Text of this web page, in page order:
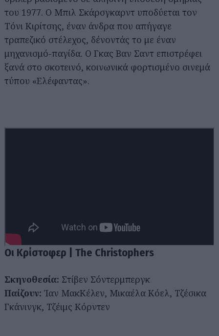
του 1977. Ο Μπιλ Σκάρσγκαρντ υποδύεται τον
Τόνι Κιρίτσης, έναν άνδρα που απήγαγε
τραπεζικό στέλεχος, δένοντάς το με έναν
μηχανισμό-παγίδα. Ο Γκας Βαν Σαντ επιστρέφει
ξανά στο σκοτεινό, κοινωνικά φορτισμένο σινεμά
τύπου «Ελέφαντας».
Οι Κρίστοφερ | The Christophers
Σκηνοθεσία: Στίβεν Σόντερμπεργκ
Παίζουν: Ίαν ΜακΚέλεν, Μικαέλα Κόελ, Τζέσικα
Γκάνινγκ, Τζέιμς Κόρντεν